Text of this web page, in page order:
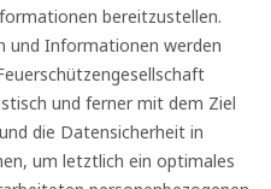
bereitzustellen.
und Informationen werden
und ferner mit dem Ziel
die Datensicherheit in
um letztlich ein optimales